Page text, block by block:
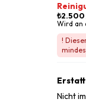
₺2.500
Wird an
!
Nicht